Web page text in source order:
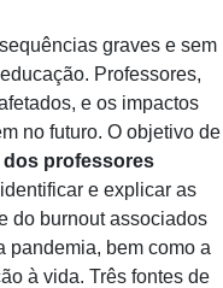
graves e sem
Professores,
e os impactos
no futuro. O objetivo de
dos professores
e explicar as
do burnout associados
pandemia, bem como a
à vida. Três fontes de